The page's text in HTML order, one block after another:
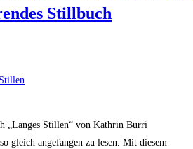
Stillbuch
Stillen
„Langes Stillen“ von Kathrin Burri
gleich angefangen zu lesen. Mit diesem